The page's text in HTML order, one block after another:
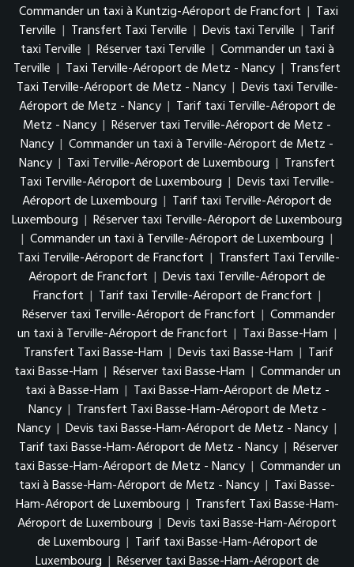
Commander un taxi à Kuntzig-Aéroport de Francfort | Taxi
Terville | Transfert Taxi Terville | Devis taxi Terville | Tarif
taxi Terville | Réserver taxi Terville | Commander un taxi à
Terville | Taxi Terville-Aéroport de Metz - Nancy | Transfert
Taxi Terville-Aéroport de Metz - Nancy | Devis taxi Terville-
Aéroport de Metz - Nancy | Tarif taxi Terville-Aéroport de
Metz - Nancy | Réserver taxi Terville-Aéroport de Metz -
Nancy | Commander un taxi à Terville-Aéroport de Metz -
Nancy | Taxi Terville-Aéroport de Luxembourg | Transfert
Taxi Terville-Aéroport de Luxembourg | Devis taxi Terville-
Aéroport de Luxembourg | Tarif taxi Terville-Aéroport de
Luxembourg | Réserver taxi Terville-Aéroport de Luxembourg
| Commander un taxi à Terville-Aéroport de Luxembourg |
Taxi Terville-Aéroport de Francfort | Transfert Taxi Terville-
Aéroport de Francfort | Devis taxi Terville-Aéroport de
Francfort | Tarif taxi Terville-Aéroport de Francfort |
Réserver taxi Terville-Aéroport de Francfort | Commander
un taxi à Terville-Aéroport de Francfort | Taxi Basse-Ham |
Transfert Taxi Basse-Ham | Devis taxi Basse-Ham | Tarif
taxi Basse-Ham | Réserver taxi Basse-Ham | Commander un
taxi à Basse-Ham | Taxi Basse-Ham-Aéroport de Metz -
Nancy | Transfert Taxi Basse-Ham-Aéroport de Metz -
Nancy | Devis taxi Basse-Ham-Aéroport de Metz - Nancy |
Tarif taxi Basse-Ham-Aéroport de Metz - Nancy | Réserver
taxi Basse-Ham-Aéroport de Metz - Nancy | Commander un
taxi à Basse-Ham-Aéroport de Metz - Nancy | Taxi Basse-
Ham-Aéroport de Luxembourg | Transfert Taxi Basse-Ham-
Aéroport de Luxembourg | Devis taxi Basse-Ham-Aéroport
de Luxembourg | Tarif taxi Basse-Ham-Aéroport de
Luxembourg | Réserver taxi Basse-Ham-Aéroport de